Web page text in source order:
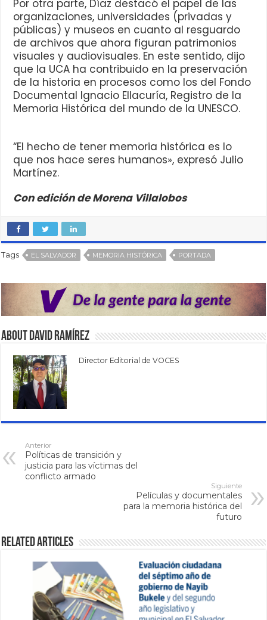
Por otra parte, Díaz destacó el papel de las
organizaciones, universidades (privadas y
públicas) y museos en cuanto al resguardo
de archivos que ahora figuran patrimonios
visuales y audiovisuales. En este sentido, dijo
que la UCA ha contribuido en la preservación
de la historia en procesos como los del Fondo
Documental Ignacio Ellacuría, Registro de la
Memoria Histórica del mundo de la UNESCO.
“El hecho de tener memoria histórica es lo
que nos hace seres humanos», expresó Julio
Martínez.
Con edición de Morena Villalobos
Tags EL SALVADOR MEMORIA HISTÓRICA PORTADA
About David Ramírez
Director Editorial de VOCES
Anterior
Políticas de transición y
justicia para las víctimas del
conflicto armado
Siguiente
Películas y documentales
para la memoria histórica del
futuro
Related Articles